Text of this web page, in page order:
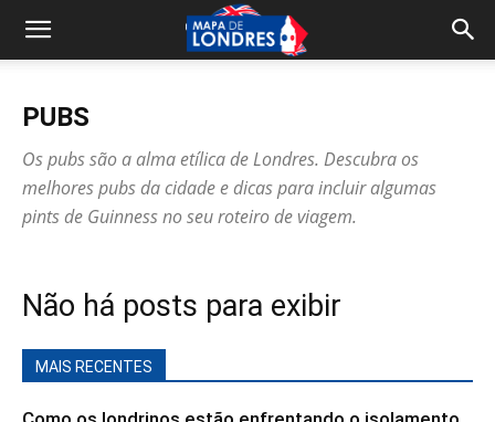
PUBS
Os pubs são a alma etílica de Londres. Descubra os
melhores pubs da cidade e dicas para incluir algumas
pints de Guinness no seu roteiro de viagem.
Não há posts para exibir
MAIS RECENTES